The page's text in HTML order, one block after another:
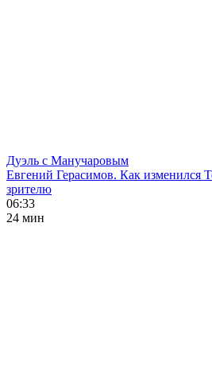
Дуэль с Манучаровым
Евгений Герасимов. Как изменился
зрителю
06:33
24 мин